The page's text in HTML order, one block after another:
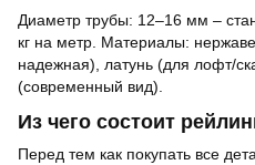
Диаметр трубы: 12–16 мм –
кг на метр. Материалы:
надежная), латунь (для лофт/
(современный вид).
Из чего состоит
Перед тем как покупать все